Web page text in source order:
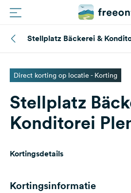
Routes
Campings
Magazine
Partners
Registreren
Stellplatz Bäckerei &
Direct korting op locatie - Korting
Stellplatz
Konditorei
Kortingsdetails
Kortingsinformatie